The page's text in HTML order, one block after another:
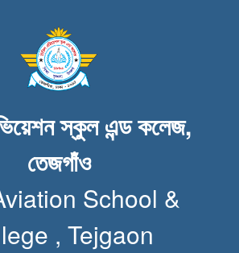
স্কুল এন্ড কলেজ,
তেজগাঁও
School &
, Tejgaon